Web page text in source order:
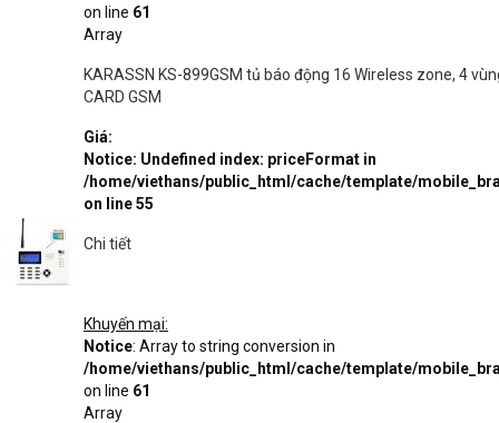
on line 61
Array
KARASSN KS-899GSM tủ báo động 16 Wireless zone, 4
CARD GSM
Giá:
Notice: Undefined index: priceFormat in
/home/viethans/public_html/cache/template/
on line55
Chi tiết
Khuyến mại:
Notice: Array to string conversion in
/home/viethans/public_html/cache/template/
on line 61
Array